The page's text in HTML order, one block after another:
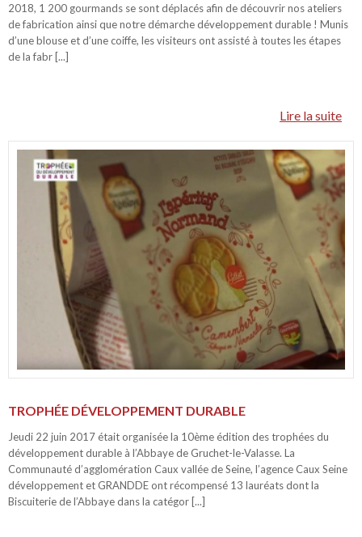
2018, 1 200 gourmands se sont déplacés afin de découvrir nos ateliers
de fabrication ainsi que notre démarche développement durable ! Munis
d’une blouse et d’une coiffe, les visiteurs ont assisté à toutes les étapes
de la fabr [...]
Lire la suite
TROPHÉE DÉVELOPPEMENT DURABLE
Jeudi 22 juin 2017 était organisée la 10ème édition des trophées du
développement durable à l’Abbaye de Gruchet-le-Valasse. La
Communauté d’agglomération Caux vallée de Seine, l’agence Caux Seine
développement et GRANDDE ont récompensé 13 lauréats dont la
Biscuiterie de l’Abbaye dans la catégor [...]